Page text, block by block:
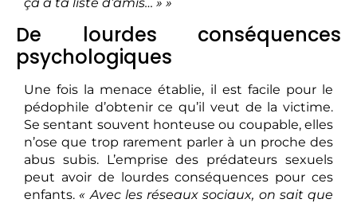
De lourdes conséquences
psychologiques
Une fois la menace établie, il est facile pour le
pédophile d’obtenir ce qu’il veut de la victime.
Se sentant souvent honteuse ou coupable, elles
n’ose que trop rarement parler à un proche des
abus subis. L’emprise des prédateurs sexuels
peut avoir de lourdes conséquences pour ces
enfants. « Avec les réseaux sociaux, on sait que